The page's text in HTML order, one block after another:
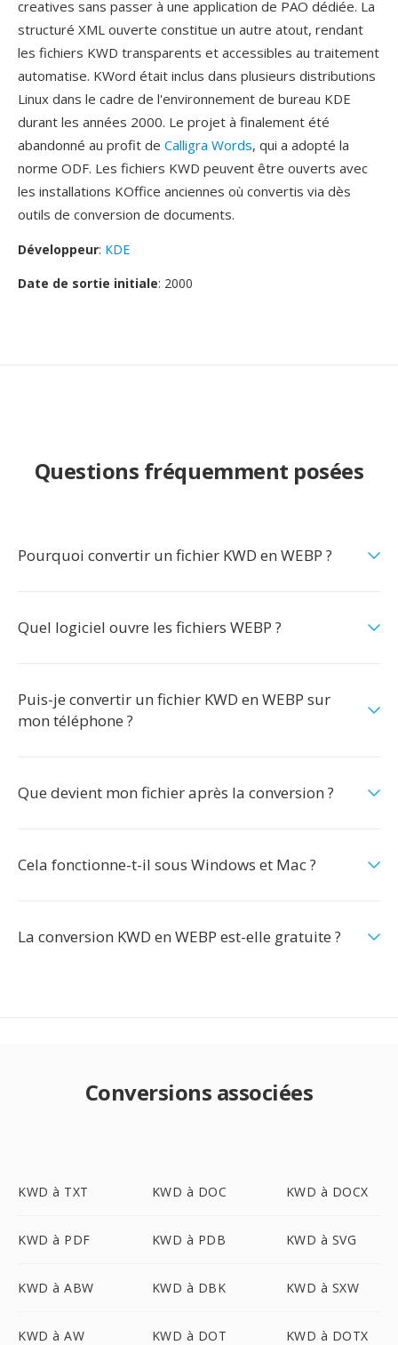
creatives sans passer à une application de PAO dédiée. La
structuré XML ouverte constitue un autre atout, rendant
les fichiers KWD transparents et accessibles au traitement
automatise. KWord était inclus dans plusieurs distributions
Linux dans le cadre de l'environnement de bureau KDE
durant les années 2000. Le projet à finalement été
abandonné au profit de Calligra Words, qui a adopté la
norme ODF. Les fichiers KWD peuvent être ouverts avec
les installations KOffice anciennes où convertis via dès
outils de conversion de documents.
Développeur: KDE
Date de sortie initiale: 2000
Questions fréquemment posées
Pourquoi convertir un fichier KWD en WEBP ?
Quel logiciel ouvre les fichiers WEBP ?
Puis-je convertir un fichier KWD en WEBP sur
mon téléphone ?
Que devient mon fichier après la conversion ?
Cela fonctionne-t-il sous Windows et Mac ?
La conversion KWD en WEBP est-elle gratuite ?
Conversions associées
KWD à TXT KWD à DOC KWD à DOCX
KWD à PDF KWD à PDB KWD à SVG
KWD à ABW KWD à DBK KWD à SXW
KWD à AW KWD à DOT KWD à DOTX